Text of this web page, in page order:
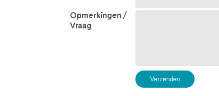
Opmerkingen /
Vraag
Verzenden